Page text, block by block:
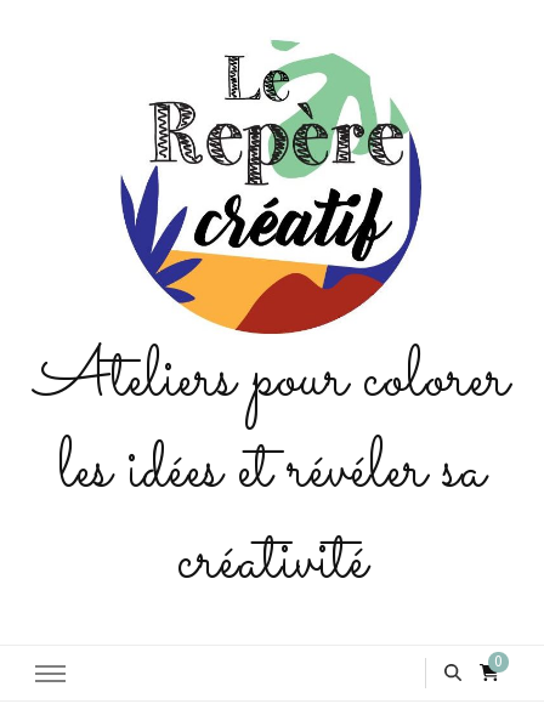
Ateliers pour colorer
les idées et révéler sa
créativité
0